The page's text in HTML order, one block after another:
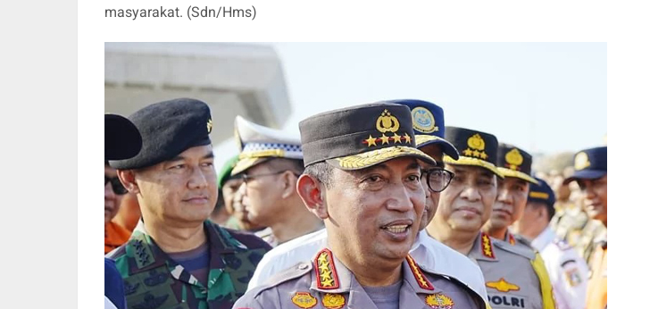
masyarakat. (Sdn/Hms)